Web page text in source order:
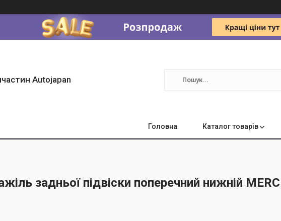
Autojapan
Головна Каталог товарів
задньої підвіски поперечний нижній